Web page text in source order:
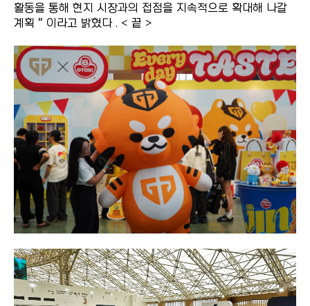
활동을 통해 현지 시장과의 접점을 지속적으로 확대해 나갈
계획 ” 이라고 밝혔다 . < 끝 >